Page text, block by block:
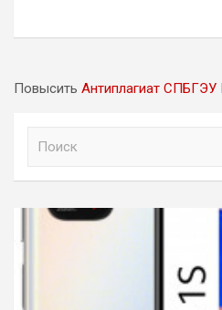
Повысить Антиплагиат СПБГЭУ
к